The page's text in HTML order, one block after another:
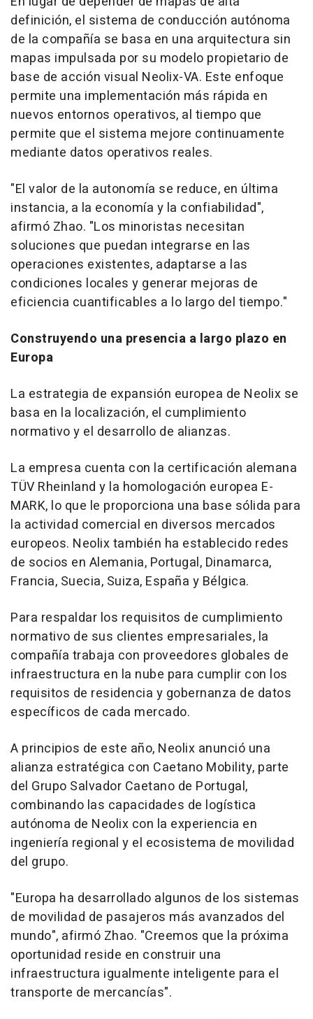
definición, el sistema de conducción autónoma
de la compañía se basa en una arquitectura sin
mapas impulsada por su modelo propietario de
base de acción visual Neolix-VA. Este enfoque
permite una implementación más rápida en
nuevos entornos operativos, al tiempo que
permite que el sistema mejore continuamente
mediante datos operativos reales.
"El valor de la autonomía se reduce, en última
instancia, a la economía y la confiabilidad",
afirmó Zhao. "Los minoristas necesitan
soluciones que puedan integrarse en las
operaciones existentes, adaptarse a las
condiciones locales y generar mejoras de
eficiencia cuantificables a lo largo del tiempo."
Construyendo una presencia a largo plazo en
Europa
La estrategia de expansión europea de Neolix se
basa en la localización, el cumplimiento
normativo y el desarrollo de alianzas.
La empresa cuenta con la certificación alemana
TÜV Rheinland y la homologación europea E-
MARK, lo que le proporciona una base sólida para
la actividad comercial en diversos mercados
europeos. Neolix también ha establecido redes
de socios en Alemania, Portugal, Dinamarca,
Francia, Suecia, Suiza, España y Bélgica.
Para respaldar los requisitos de cumplimiento
normativo de sus clientes empresariales, la
compañía trabaja con proveedores globales de
infraestructura en la nube para cumplir con los
requisitos de residencia y gobernanza de datos
específicos de cada mercado.
A principios de este año, Neolix anunció una
alianza estratégica con Caetano Mobility, parte
del Grupo Salvador Caetano de Portugal,
combinando las capacidades de logística
autónoma de Neolix con la experiencia en
ingeniería regional y el ecosistema de movilidad
del grupo.
"Europa ha desarrollado algunos de los sistemas
de movilidad de pasajeros más avanzados del
mundo", afirmó Zhao. "Creemos que la próxima
oportunidad reside en construir una
infraestructura igualmente inteligente para el
transporte de mercancías".